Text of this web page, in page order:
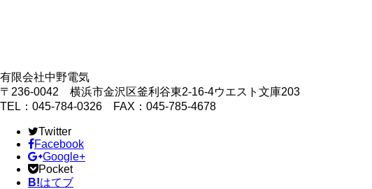
有限会社中野電気
〒236-0042 横浜市金沢区釜利谷東2-16-4ウエスト文庫203
TEL：045-784-0326 FAX：045-785-4678
Twitter
Facebook
Google+
Pocket
B!はてブ